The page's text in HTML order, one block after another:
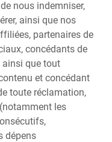
nous indemniser,
ainsi que nos
partenaires de
concédants de
ainsi que tout
et concédant
toute réclamation,
les
dépens